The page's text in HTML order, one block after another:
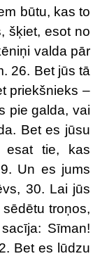
būtu, kas to
šķiet, esot no
valda pār
26. Bet jūs tā
priekšnieks –
pie galda, vai
Bet es jūsu
tie, kas
Un es jums
30. Lai jūs
troņos,
Sīman!
Bet es lūdzu